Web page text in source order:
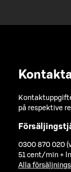
på respektive
0300 870 020
51 cent/min +
Alla